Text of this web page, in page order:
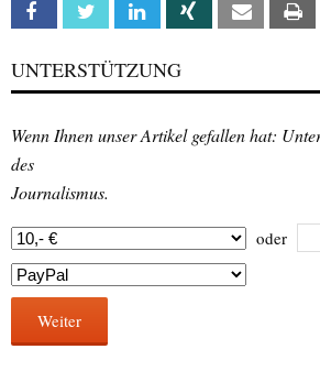
Facebook Twitter Linkedin Xing Email
UNTERSTÜTZUNG
Wenn Ihnen unser Artikel gefallen hat:
des
Journalismus.
oder
Weiter